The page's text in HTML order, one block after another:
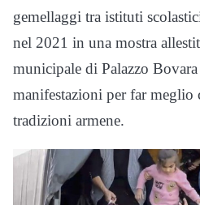
gemellaggi tra istituti
nel 2021 in una mostra
municipale di Palazzo
manifestazioni per far meglio
tradizioni armene.